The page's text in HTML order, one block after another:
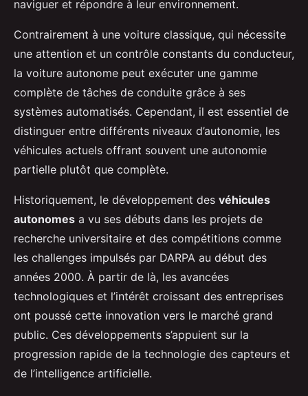
naviguer et répondre à leur environnement.
Contrairement à une voiture classique, qui nécessite
une attention et un contrôle constants du conducteur,
la voiture autonome peut exécuter une gamme
complète de tâches de conduite grâce à ses
systèmes automatisés. Cependant, il est essentiel de
distinguer entre différents niveaux d’autonomie, les
véhicules actuels offrant souvent une autonomie
partielle plutôt que complète.
Historiquement, le développement des véhicules
autonomes a vu ses débuts dans les projets de
recherche universitaire et des compétitions comme
les challenges impulsés par DARPA au début des
années 2000. À partir de là, les avancées
technologiques et l’intérêt croissant des entreprises
ont poussé cette innovation vers le marché grand
public. Ces développements s’appuient sur la
progression rapide de la technologie des capteurs et
de l’intelligence artificielle.